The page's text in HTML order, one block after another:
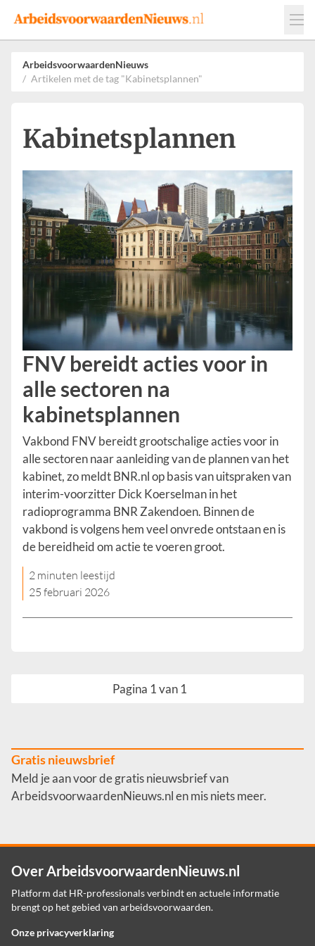
Events
Adverteren
Leveranciers
Werkgevers
ArbeidsvoorwaardenNieuws
Artikelen met de tag "Kabinetsplannen"
Kabinetsplannen
FNV bereidt acties voor in
alle sectoren na
kabinetsplannen
Vakbond FNV bereidt grootschalige acties voor in
alle sectoren naar aanleiding van de plannen van het
kabinet, zo meldt BNR.nl op basis van uitspraken van
interim-voorzitter Dick Koerselman in het
radioprogramma BNR Zakendoen. Binnen de
vakbond is volgens hem veel onvrede ontstaan en is
de bereidheid om actie te voeren groot.
2 minuten leestijd
25 februari 2026
Pagina 1 van 1
Gratis nieuwsbrief
Meld je aan voor de gratis nieuwsbrief van
ArbeidsvoorwaardenNieuws.nl en mis niets meer.
Over ArbeidsvoorwaardenNieuws.nl
Platform dat HR-professionals verbindt en actuele informatie
brengt op het gebied van arbeidsvoorwaarden.
Onze privacyverklaring